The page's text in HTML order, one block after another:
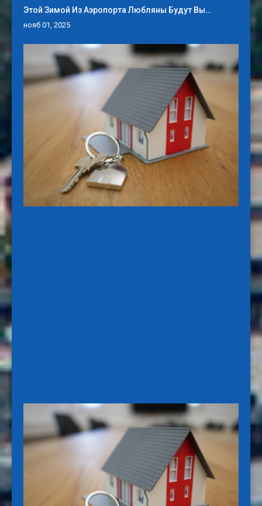
Этой Зимой Из Аэропорта Любляны Будут Вы…
нояб 01, 2025